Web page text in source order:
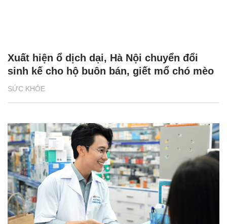
SỨC KHỎE
Xuất hiện ổ dịch dại, Hà Nội chuyển đổi
sinh kế cho hộ buôn bán, giết mổ chó mèo